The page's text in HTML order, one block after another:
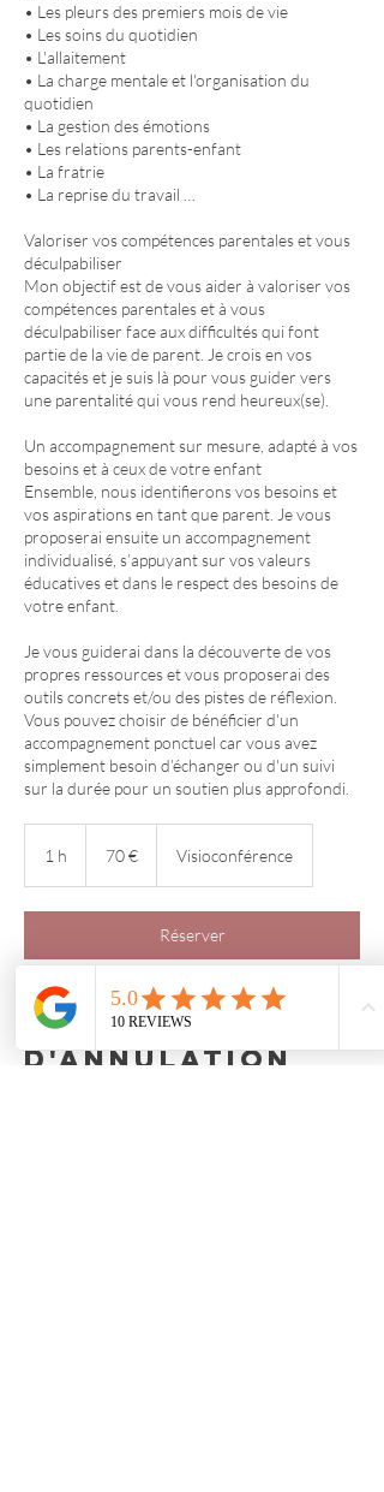
• Les pleurs des premiers mois de vie
• Les soins du quotidien
• L'allaitement
• La charge mentale et l'organisation du
quotidien
• La gestion des émotions
• Les relations parents-enfant
• La fratrie
• La reprise du travail …
Valoriser vos compétences parentales et vous
déculpabiliser
Mon objectif est de vous aider à valoriser vos
compétences parentales et à vous
déculpabiliser face aux difficultés qui font
partie de la vie de parent. Je crois en vos
capacités et je suis là pour vous guider vers
une parentalité qui vous rend heureux(se).
Un accompagnement sur mesure, adapté à vos
besoins et à ceux de votre enfant
Ensemble, nous identifierons vos besoins et
vos aspirations en tant que parent. Je vous
proposerai ensuite un accompagnement
individualisé, s’appuyant sur vos valeurs
éducatives et dans le respect des besoins de
votre enfant.
Je vous guiderai dans la découverte de vos
propres ressources et vous proposerai des
outils concrets et/ou des pistes de réflexion.
Vous pouvez choisir de bénéficier d'un
accompagnement ponctuel car vous avez
simplement besoin d’échanger ou d'un suivi
sur la durée pour un soutien plus approfondi.
1 h 70 € Visioconférence
Réserver
Politique
d'annulation